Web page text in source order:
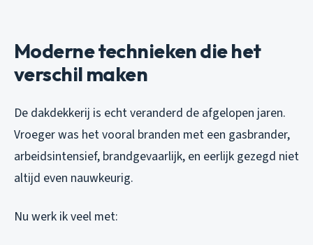
Moderne technieken die het
verschil maken
De dakdekkerij is echt veranderd de afgelopen jaren.
Vroeger was het vooral branden met een gasbrander,
arbeidsintensief, brandgevaarlijk, en eerlijk gezegd niet
altijd even nauwkeurig.
Nu werk ik veel met: